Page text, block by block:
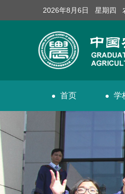
2026年8月6日 星期四
首页 学